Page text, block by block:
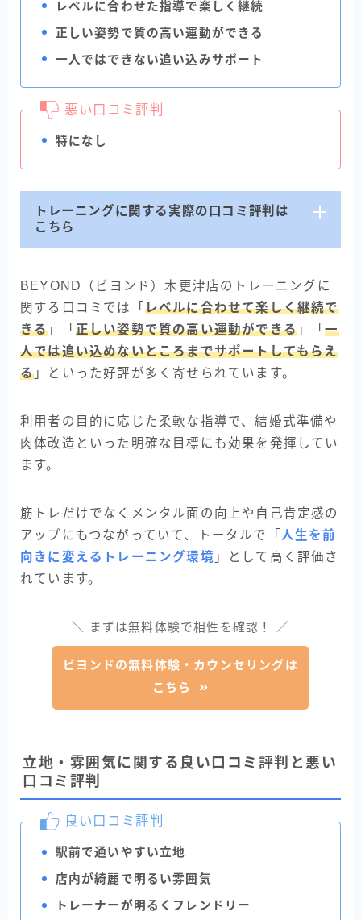
レベルに合わせた指導で楽しく継続
正しい姿勢で質の高い運動ができる
一人ではできない追い込みサポート
悪い口コミ評判
特になし
トレーニングに関する実際の口コミ評判は
こちら
BEYOND（ビヨンド）木更津店のトレーニングに
関する口コミでは「 レベルに合わせて楽しく継続で
きる 」「 正しい姿勢で質の高い運動ができる 」「一
人では追い込めないところまでサポートしてもらえ
る 」といった好評が多く寄せられています。
利用者の目的に応じた柔軟な指導で、結婚式準備や
肉体改造といった明確な目標にも効果を発揮してい
ます。
筋トレだけでなくメンタル面の向上や自己肯定感の
アップにもつながっていて、トータルで「 人生を前
向きに変えるトレーニング環境 」として高く評価さ
れています。
＼ まずは無料体験で相性を確認！ ／
ビヨンドの無料体験・カウンセリングは
こちら
立地・雰囲気に関する良い口コミ評判と悪い
口コミ評判
良い口コミ評判
駅前で通いやすい立地
店内が綺麗で明るい雰囲気
トレーナーが明るくフレンドリー